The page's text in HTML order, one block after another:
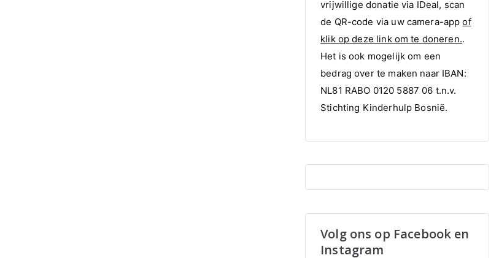
vrijwillige donatie via IDeal, scan
de QR-code via uw camera-appof
klik op deze link om te doneren..
Het is ook mogelijk om een
bedrag over te maken naar IBAN:
NL81 RABO 0120 5887 06 t.n.v.
Stichting Kinderhulp Bosnië.
Volg ons op Facebook en
Instagram